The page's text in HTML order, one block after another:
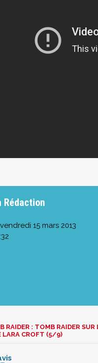
Rédaction
15 mars 2013
RAIDER : TOMB RAIDER SUR
LARA CROFT (5/9)